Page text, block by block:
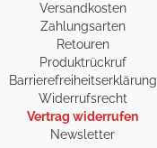
Versandkosten
Zahlungsarten
Retouren
Produktrückruf
Barrierefreiheitserklärung
Widerrufsrecht
Vertrag widerrufen
Newsletter